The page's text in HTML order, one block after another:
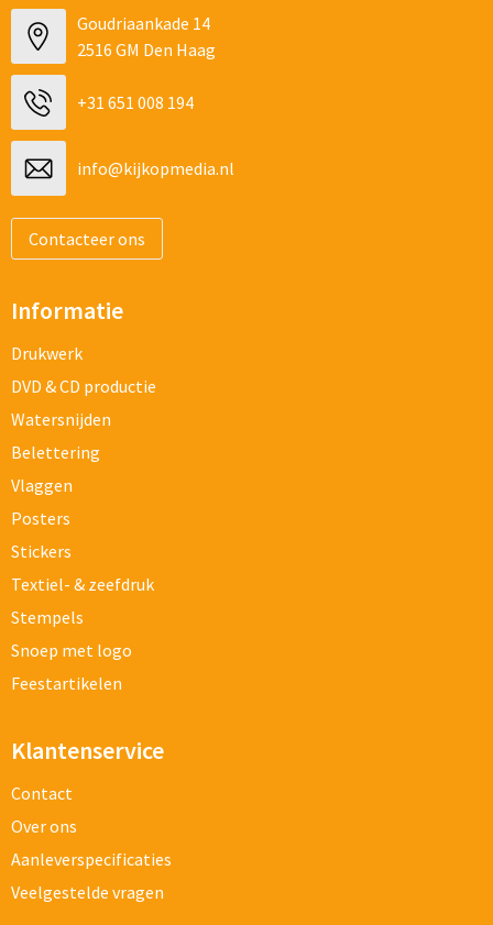
Goudriaankade 14
2516 GM Den Haag
+31 651 008 194
info@kijkopmedia.nl
Contacteer ons
Informatie
Drukwerk
DVD & CD productie
Watersnijden
Belettering
Vlaggen
Posters
Stickers
Textiel- & zeefdruk
Stempels
Snoep met logo
Feestartikelen
Klantenservice
Contact
Over ons
Aanleverspecificaties
Veelgestelde vragen